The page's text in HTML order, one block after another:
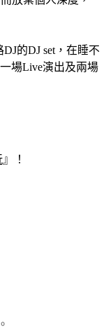
的DJ set，在睡不
場Live演出及兩場
！